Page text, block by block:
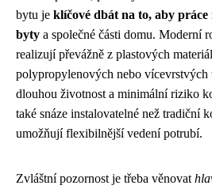
bytu je klíčové dbát na to, aby
byty a společné části domu. Moderní
realizují převážně z plastových
polypropylenových nebo vícevrstvých
dlouhou životnost a minimální riziko
také snáze instalovatelné než tradiční
umožňují flexibilnější vedení potrubí.
Zvláštní pozornost je třeba věnovat